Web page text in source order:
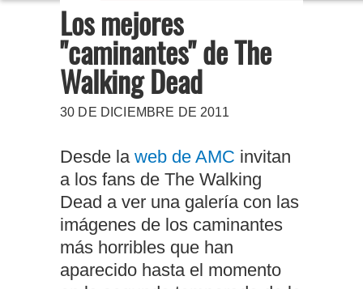
Los mejores
"caminantes" de The
Walking Dead
30 DE DICIEMBRE DE 2011
Desde la web de AMC invitan
a los fans de The Walking
Dead a ver una galería con las
imágenes de los caminantes
más horribles que han
aparecido hasta el momento